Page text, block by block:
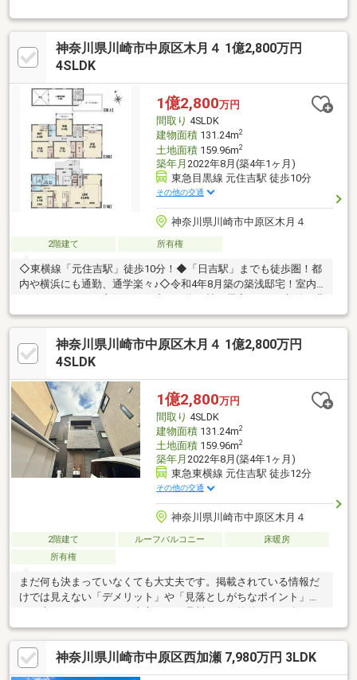
軽にお問い合わせください。◇「横浜・川崎」の最新物件はもち
ろん、「住宅ローンにも強い会社」です。◇「新川崎駅徒歩４
分」に店舗がございますので、お気軽にご来店下さい。◇お車で
ご来社の際は、近隣駐車場ご案内いたします。◇現地見学をご希
神奈川県川崎市中原区木月４ 1億2,800万円
4SLDK
1億2,800万円
間取り 4SLDK
建物面積131.24m2
土地面積159.96m2
築年月 2022年8月(築4年1ヶ月)
東急目黒線 元住吉駅 徒歩10分
その他の交通
神奈川県川崎市中原区木月４
2階建て 所有権
◇東横線「元住吉駅」徒歩10分！◆「日吉駅」までも徒歩圏！都
内や横浜にも通勤、通学楽々♪◇令和4年8月築の築浅邸宅！室内
富な超大型２階建て！◇間口4.73Mの大型駐車スペースは複数台
の駐車が可能！◆南側バルコニー側はひらけており、陽当たり良
好！！◇商店街や大型スーパー至近！お買い物には困りませ
ん！！◆お探し始めの方の資金相談やお買換えの相談などなんで
問合せ下さいませ！！！≫
神奈川県川崎市中原区木月４ 1億2,800万円
4SLDK
1億2,800万円
間取り 4SLDK
建物面積131.24m2
土地面積159.96m2
築年月 2022年8月(築4年1ヶ月)
東急東横線 元住吉駅 徒歩12分
その他の交通
神奈川県川崎市中原区木月４
2階建て ルーフバルコニー
床暖房
所有権
まだ何も決まっていなくても大丈夫です。掲載されている情報だ
けでは見えない「デメリット」や「見落としがちなポイント」ま
でなく、「どう選ぶか」までしっかりサポート。現地でしか分か
らない空気感や周辺環境も含めて、一緒に納得できる住まい探し
を進めていきましょう。相談だけでも大歓迎です。まだご希望が
定まっていなくても大丈夫。まずはお気軽にご相談ください。
神奈川県川崎市中原区西加瀬 7,980万円 3LDK